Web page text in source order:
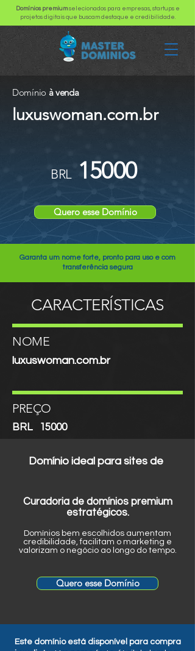
Domínios premiumselecionados para empresas, startups e
projetos digitais que buscam destaque e credibilidade.
Domínio à venda
luxuswoman.com.br
BRL 15000
Quero esse Domínio
Garanta um nome forte, pronto para uso e com
transferência segura
CARACTERÍSTICAS
NOME
luxuswoman.com.br
PREÇO
BRL 15000
Domínio ideal para sites de
Curadoria de domínios premium
estratégicos.
Domínios bem escolhidos aumentam
credibilidade, facilitam o marketing e
valorizam o negócio ao longo do tempo.
Quero esse Domínio
Este domínio está disponível para compra